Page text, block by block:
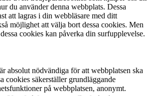
du använder denna webbplats. Dessa
att lagras i din webbläsare med ditt
möjlighet att välja bort dessa cookies. Men
cookies kan påverka din surfupplevelse.
absolut nödvändiga för att webbplatsen ska
cookies säkerställer grundläggande
på webbplatsen, anonymt.